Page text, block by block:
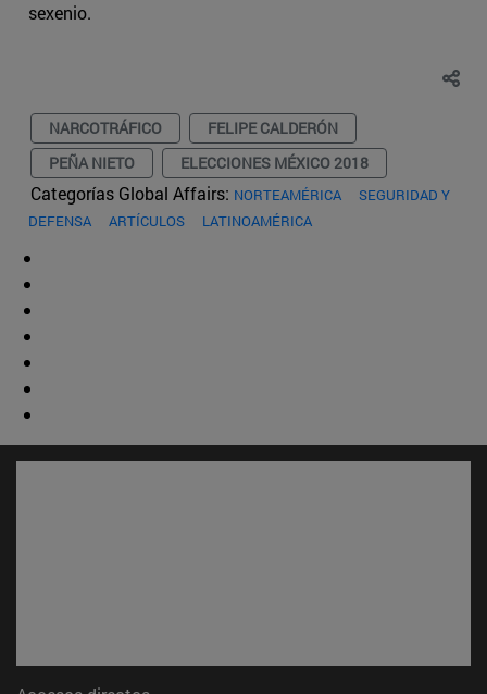
sexenio.
NARCOTRÁFICO
FELIPE CALDERÓN
PEÑA NIETO
ELECCIONES MÉXICO 2018
Categorías Global Affairs: NORTEAMÉRICA
SEGURIDAD Y
DEFENSA
ARTÍCULOS LATINOAMÉRICA